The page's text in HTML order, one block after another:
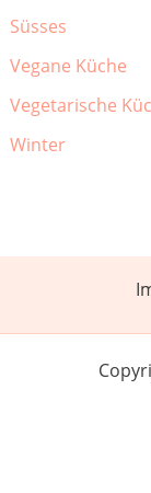
Süsses
Vegane Küche
Vegetarische
Winter